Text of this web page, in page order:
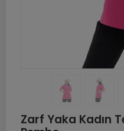
Zarf Yaka Kadın